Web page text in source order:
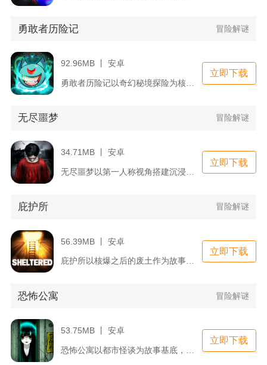
勇敢者历险记 冒险解谜
92.96MB 丨 安卓
勇敢者历险记以奇幻秘境探险为核心主线，玩家化身独行勇者深入分...
立即下载
无尽噩梦 冒险解谜
34.71MB 丨 安卓
无尽噩梦以第一人称视角搭建沉浸式恐怖解谜体验，故事围绕失去家...
立即下载
庇护所 冒险解谜
56.39MB 丨 安卓
庇护所以核爆之后的废土作为故事背景，玩家需要带领一整个家庭驻...
立即下载
恐怖公寓 冒险解谜
53.75MB 丨 安卓
立即下载